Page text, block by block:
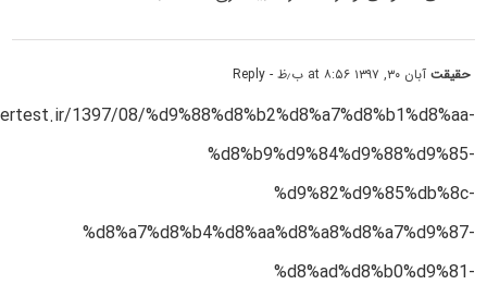
حقیقتآبان ۳۰, ۱۳۹۷ at ۸:۵۶ ب٫ظ - Reply
1397/08/%d9%88%d8%b2%d8%a7%d8%b1%d8%aa-
%d8%b9%d9%84%d9%88%d9%85-
%d9%82%d9%85%db%8c-
%d8%a7%d8%b4%d8%aa%d8%a8%d8%a7%d9%87-
%d8%ad%d8%b0%d9%81-